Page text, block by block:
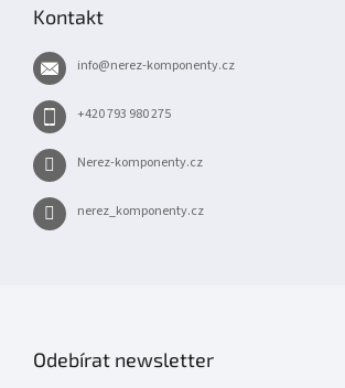
Kontakt
info@nerez-komponenty.cz
+420 793 980 275
Nerez-komponenty.cz
nerez_komponenty.cz
Odebírat newsletter